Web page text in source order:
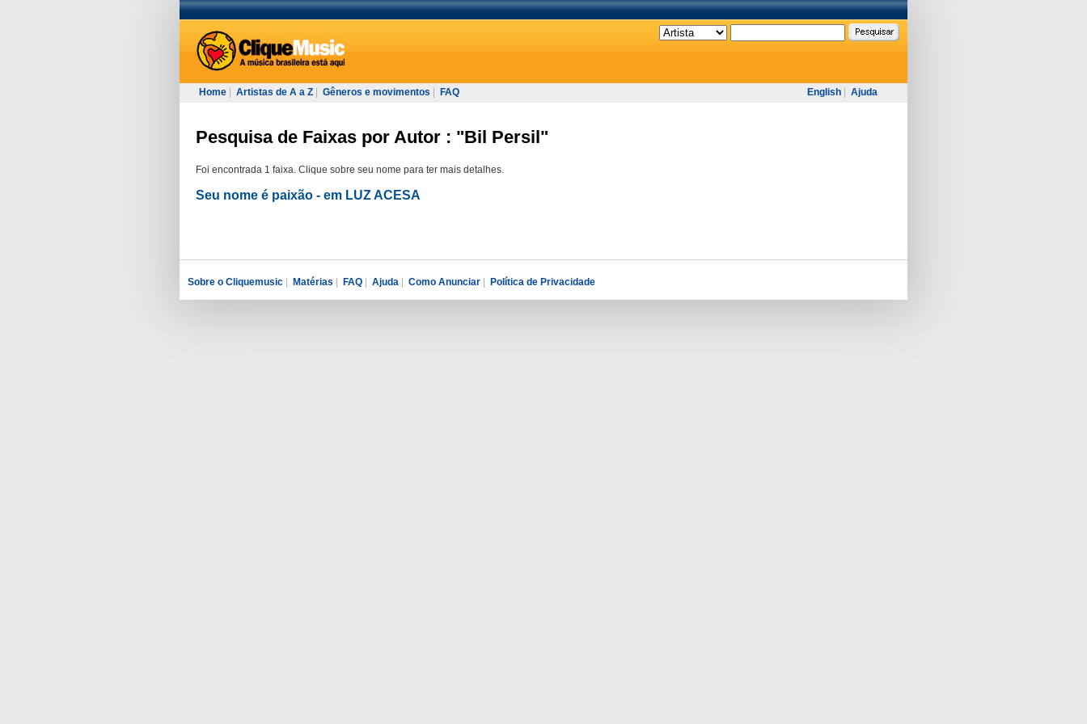
Home Artistas de A a Z Gêneros e movimentos FAQ English Ajuda
Pesquisa de Faixas por Autor : "Bil Persil"
Foi encontrada 1 faixa. Clique sobre seu nome para ter mais detalhes.
Seu nome é paixão - em LUZ ACESA
Sobre o Cliquemusic | Matérias | FAQ | Ajuda | Como Anunciar | Política de Privacidade